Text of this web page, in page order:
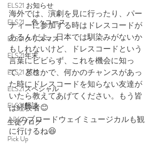
ELS21 お知らせ
ELS21 色々コース
ELS21クリスマス
ELS21年末
ELS21 英検
ELS21スペシャル
ELS21懇談
生徒ブログ
Pick Up
海外では、演劇を見に行ったり、パー
ティーに参加する時はドレスコードが
あるんだよ。日本では馴染みがないか
もしれないけど、ドレスコードという
言葉にビビらず、これを機会に知っ
て、どこかで、何かのチャンスがあっ
た時にドレスコードを知らない友達が
いたら教えてあげてください。もう皆
は経験者😊
NYのブロードウェイミュージカルも観
に行けるね😆